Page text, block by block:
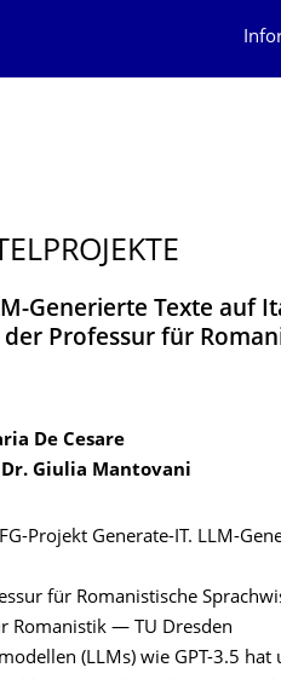
Generierte Texte auf
Professur für
De Cesare
Giulia Mantovani
Projekt Generate-IT. LLM-
für Romanistische
Romanistik — TU Dresden
(LLMs) wie GPT-3.5 hat